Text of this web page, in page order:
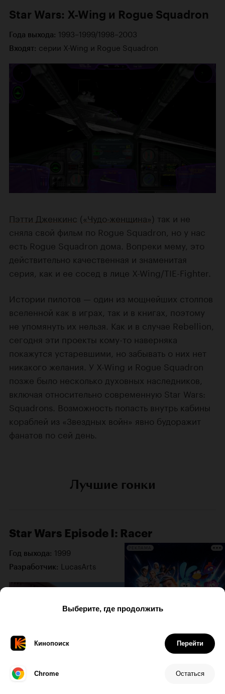
Star Wars: X-Wing и Rogue Squadron
Года выхода: 1993–1999/1998–2003
Входят: серии X-Wing и Rogue Squadron
Пэтти Дженкинс («Чудо-женщина») так и не
сняла свой фильм по Rogue Squadron, но у нас
есть Rogue Squadron дома. Вопреки мему, это
действительно качественная и знаменитая
серия, как и ее сосед в лице X-Wing/TIE-Fighter.
Истории пилотов — один из мощнейших столпов
вселенной как в играх, так и в книгах, поэтому
не упомянуть их нельзя. Как и в случае Rebellion,
сегодня эти проекты кому-то наверняка
покажутся устаревшими, но забывать о них нет
никакого желания. У X-Wing и Rogue Squadron
позже было несколько духовных наследников,
включая относительно современную Star Wars:
Squadrons. Возможность попасть внутрь кабины
кораблей из «Звездных войн» явно будоражит
фанатов по сей день.
Лучшие гонки
Star Wars Episode I: Racer
Год выхода: 1999
Разработчик: LucasArts